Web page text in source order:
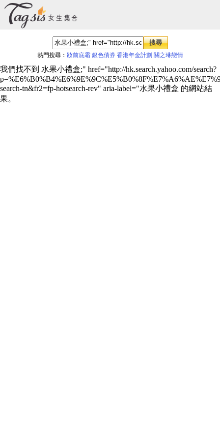
熱門搜尋： 妝前底霜 銀色債券 香港年金計劃 關之琳戀情
我們找不到 水果小禮盒;" href="http://hk.search.yahoo.com/search?
search-tn&fr2=fp-hotsearch-rev" aria-label="水果小禮盒 的網站結
果。